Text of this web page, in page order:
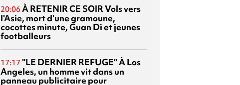
20:06À RETENIR CE SOIRVols vers
l'Asie, mort d'une gramoune,
cocottes minute, Guan Di et jeunes
footballeurs
17:17 "LE DERNIER REFUGE"À Los
Angeles, un homme vit dans un
panneau publicitaire pour